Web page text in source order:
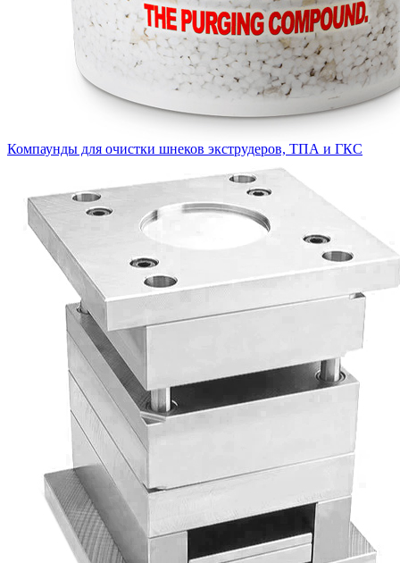
Компаунды для очистки шнеков экструдеров, ТПА и ГКС